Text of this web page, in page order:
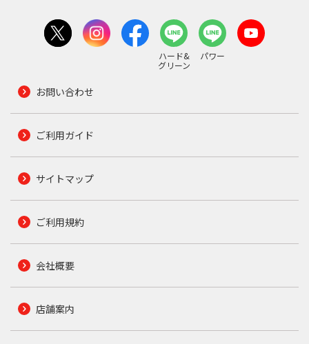
ハード&
グリーン
パワー
お問い合わせ
ご利用ガイド
サイトマップ
ご利用規約
会社概要
店舗案内